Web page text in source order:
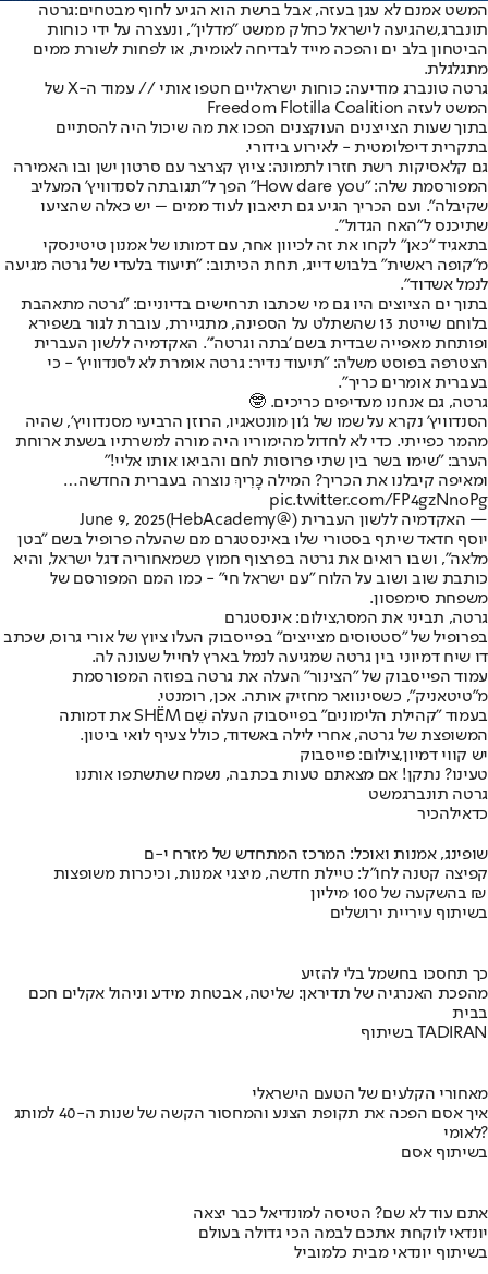
המשט אמנם לא עגן בעזה, אבל ברשת הוא הגיע לחוף מבטחים:גרטה
תונברג,שהגיעה לישראל כחלק ממשט "מדלין", ונעצרה על ידי כוחות
הביטחון בלב ים והפכה מייד לבדיחה לאומית, או לפחות לשורת ממים
מתגלגלת.
גרטה טונברג מודיעה: כוחות ישראליים חטפו אותי // עמוד ה-X של
המשט לעזה Freedom Flotilla Coalition
בתוך שעות הצייצנים העוקצנים הפכו את מה שיכול היה להסתיים
בתקרית דיפלומטית - לאירוע בידורי.
גם קלאסיקות רשת חזרו לתמונה: ציוץ קצרצר עם סרטון ישן ובו האמירה
המפורסמת שלה: "How dare you" הפך ל"תגובתה לסנדוויץ' המעליב
שקיבלה". ועם הכריך הגיע גם תיאבון לעוד ממים – יש כאלה שהציעו
שתיכנס ל"האח הגדול".
בתאגיד "כאן" לקחו את זה לכיוון אחר, עם דמותו של אמנון טיטינסקי
מ"קופה ראשית" בלבוש דייג, תחת הכיתוב: "תיעוד בלעדי של גרטה מגיעה
לנמל אשדוד".
בתוך ים הציוצים היו גם מי שכתבו תרחישים בדיוניים: "גרטה מתאהבת
בלוחם שייטת 13 שהשתלט על הספינה, מתגיירת, עוברת לגור בשפירא
ופותחת מאפייה שבדית בשם 'בתה וגרטה'". האקדמיה ללשון העברית
הצטרפה בפוסט משלה: "תיעוד נדיר: גרטה אומרת לא לסנדוויץ’ - כי
בעברית אומרים כריך".
גרטה, גם אנחנו מעדיפים כריכים. 🤓
הסנדוויץ' נקרא על שמו של ג'ון מונטאגיו, הרוזן הרביעי מסנדוויץ', שהיה
מהמר כפייתי. כדי לא לחדול מהימוריו היה מורה למשרתיו בשעת ארוחת
הערב: "שימו בשר בין שתי פרוסות לחם והביאו אותו אליי!"
ומאיפה קיבלנו את הכריך? המילה כָּרִיךְ נוצרה בעברית החדשה…
pic.twitter.com/FP4gzNnoPg
— האקדמיה ללשון העברית (@HebAcademy)
June 9, 2025
יוסף חדאד שיתף בסטורי שלו באינסטגרם מם שהעלה פרופיל בשם "בטן
מלאה", ושבו רואים את גרטה בפרצוף חמוץ כשמאחוריה דגל ישראל, והיא
כותבת שוב ושוב על הלוח "עם ישראל חי" - כמו המם המפורסם של
משפחת סימפסון.
גרטה, תביני את המסר,צילום: אינסטגרם
בפרופיל של "סטטוסים מצייצים" בפייסבוק העלו ציוץ של אורי גרוס, שכתב
דו שיח דמיוני בין גרטה שמגיעה לנמל בארץ לחייל שעונה לה.
עמוד הפייסבוק של "הצינור" העלה את גרטה בפוזה המפורסמת
מ"טיטאניק", כשסינוואר מחזיק אותה. אכן, רומנטי.
בעמוד "קהילת הלימונים" בפייסבוק העלה שֵׁם SHËM את דמותה
המשופצת של גרטה, אחרי לילה באשדוד, כולל צעיף לואי ביטון.
יש קווי דמיון,צילום: פייסבוק
טעינו? נתקן! אם מצאתם טעות בכתבה, נשמח שתשתפו אותנו
גרטה תונברגמשט
כדאילהכיר
שופינג, אמנות ואוכל: המרכז המתחדש של מזרח י-ם
קפיצה קטנה לחו"ל: טיילת חדשה, מיצגי אמנות, וכיכרות משופצות
בהשקעה של 100 מיליון ₪
בשיתוף עיריית ירושלים
כך תחסכו בחשמל בלי להזיע
מהפכת האנרגיה של תדיראן: שליטה, אבטחת מידע וניהול אקלים חכם
בבית
בשיתוף TADIRAN
מאחורי הקלעים של הטעם הישראלי
איך אסם הפכה את תקופת הצנע והמחסור הקשה של שנות ה-40 למותג
לאומי?
בשיתוף אסם
אתם עוד לא שם? הטיסה למונדיאל כבר יצאה
יונדאי לוקחת אתכם לבמה הכי גדולה בעולם
בשיתוף יונדאי מבית כלמוביל